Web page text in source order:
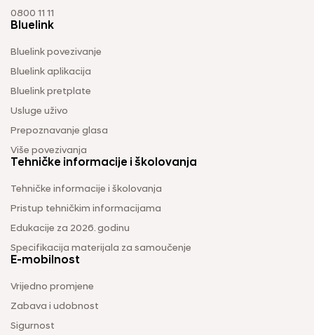
0800 11 11
Bluelink
Bluelink povezivanje
Bluelink aplikacija
Bluelink pretplate
Usluge uživo
Prepoznavanje glasa
Više povezivanja
Tehničke informacije i školovanja
Tehničke informacije i školovanja
Pristup tehničkim informacijama
Edukacije za 2026. godinu
Specifikacija materijala za samoučenje
E-mobilnost
Vrijedno promjene
Zabava i udobnost
Sigurnost